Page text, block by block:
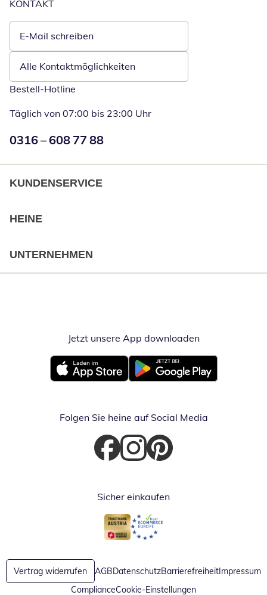
KONTAKT
E-Mail schreiben
Öffnet E-Mail-Client
Alle Kontaktmöglichkeiten
Bestell-Hotline
Täglich von 07:00 bis 23:00 Uhr
Numéro de téléphone:
0316 – 608 77 88
KUNDENSERVICE
HEINE
UNTERNEHMEN
Jetzt unsere App downloadenÖffnet in
Öffnet in neuem FensterÖffnet in neuem Fenster
Folgen Sie heine auf Social Media
Öffnet in neuem Fenster
Öffnet in neuem Fenster
Öffnet in neuem Fenster
Sicher einkaufen
Öffnet in neuem Fenster
Öffnet in neuem Fenster
Vertrag widerrufen AGBDatenschutzBarrierefreiheitImpressum
ComplianceCookie-Einstellungen